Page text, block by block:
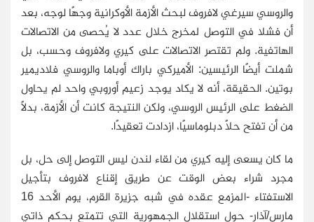
والروسي سيرغي لافروف لبحث الأزمة الأوكرانية وجهًا لوجه، بعد
أن فشلا في التوصل لمخرج خلال عدد لا يُحصى من الاتصالات
الهاتفية. ولم تقتصر الاتصالات على كيري ولافروف وحسب، بل
شملت أيضًا الرئيسين: الأميركي باراك أوباما والروسي فلاديمير
بوتين. الحقيقة، أنه لا يكاد يوجد زعيم أوروبي واحد لم يحاول
الضغط على الرئيس الروسي، ولكن النتيجة كانت أن الأزمة، بدلاً
من أن تفتح حلاً دبلوماسيًا، ازدادت تعقيدًا.
ما كان يسعى إليه كيري من لقاء لندن ليس التوصل إلى حل، بل
مجرد شراء بعض الوقت عن طريق إقناع لافروف بتأجيل
الاستفتاء -المزمع عقده في شبه جزيرة القرم، يوم الأحد 16
مارس/آذار- حول استقلال الجمهورية التي تتمتع بحكم ذاتي